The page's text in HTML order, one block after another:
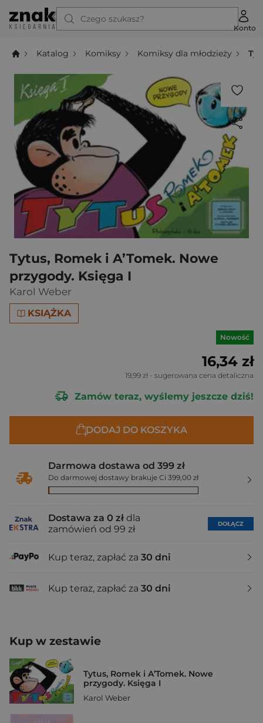
Czego szukasz?
Konto
Katalog Komiksy Komiksy dla młodzieży
Tytus, Romek i A’Tomek. Nowe
przygody. Księga I
Karol Weber
KSIĄŻKA
Nowość
16,34 zł
19,99 zł - sugerowana cena detaliczna
Zamów teraz, wyślemy jeszcze dziś!
DODAJ DO KOSZYKA
Darmowa dostawa od 399 zł
Do darmowej dostawy brakuje Ci 399,00 zł
Dostawa za 0 zł dla
zamówień od 99 zł
DOŁĄCZ
Kup teraz, zapłać za 30 dni
Kup teraz, zapłać za 30 dni
Kup w zestawie
Tytus, Romek i A’Tomek. Nowe
przygody. Księga I
Karol Weber